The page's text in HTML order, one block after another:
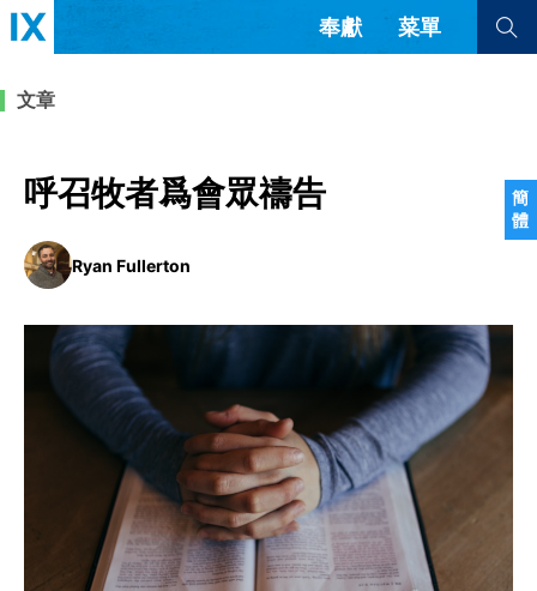
簡
體
奉獻 菜單
教會帶領 解經式講道與神學
福音傳講與宣教 成員制與教會紀律
團契生活與禱告
查看全部
查看全部
简体中文 正體中文
英语
西班牙語
葡萄牙語
俄語
烏茲別克語
达里语
波斯語
羅馬尼亞語
波蘭語
意大利語
德語
土耳其語
阿拉伯語
阿爾巴尼亞語
塞爾維亞語 柬埔寨語
文章
呼召牧者爲會眾禱告
Ryan Fullerton